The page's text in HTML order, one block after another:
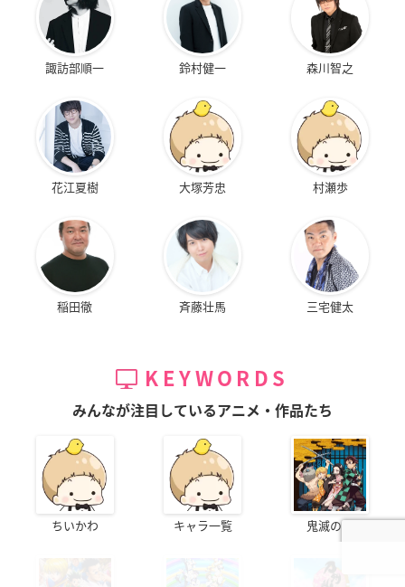
諏訪部順一 鈴村健一 森川智之
花江夏樹 大塚芳忠 村瀬歩
稲田徹 斉藤壮馬 三宅健太
KEYWORDS
みんなが注目しているアニメ・作品たち
ちいかわ キャラ一覧 鬼滅の刃